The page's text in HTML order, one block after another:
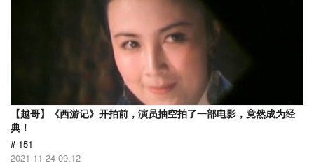
【越哥】《西游记》开拍前，演员抽空拍了一部电影，竟然成为经
典！
# 151
2021-11-24 09:12